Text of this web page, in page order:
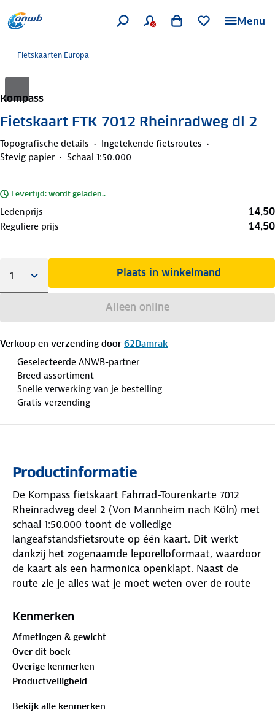
Menu
Fietskaarten Europa
Kompass
Fietskaart FTK 7012 Rheinradweg dl 2
Topografische details
Ingetekende fietsroutes
Stevig papier
Schaal 1:50.000
Levertijd: wordt geladen..
Ledenprijs 14,50
Reguliere prijs 14,50
Plaats in winkelmand
Alleen online
Verkoop en verzending door 62Damrak
Geselecteerde ANWB-partner
Breed assortiment
Snelle verwerking van je bestelling
Gratis verzending
Productinformatie
De Kompass fietskaart Fahrrad-Tourenkarte 7012
Rheinradweg deel 2 (Von Mannheim nach Köln) met
schaal 1:50.000 toont de volledige
langeafstandsfietsroute op één kaart. Dit werkt
dankzij het zogenaamde leporelloformaat, waardoor
de kaart als een harmonica openklapt. Naast de
route zie je alles wat je moet weten over de route
informatie, zoals suggesties voor overnachtingen,
Regen, sneeuw en hagel kunnen de kaart geen
kwaad - het stevige, scheur- en weerbestendige
materiaal laat je niet in de steek. E-bike
oplaadstations, fietsverhuur en -reparatie,
horecagelegenheden, treinstations, veerboten,
Kenmerken
Afmetingen & gewicht
Over dit boek
Overige kenmerken
Productveiligheid
Bekijk alle kenmerken